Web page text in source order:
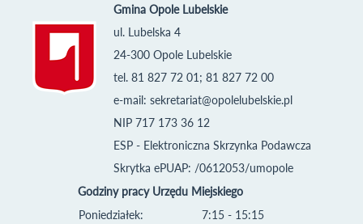
Gmina Opole Lubelskie
ul. Lubelska 4
24-300 Opole Lubelskie
tel. 81 827 72 01; 81 827 72 00
e-mail: sekretariat@opolelubelskie.pl
NIP 717 173 36 12
ESP - Elektroniczna Skrzynka Podawcza
Skrytka ePUAP: /0612053/umopole
Godziny pracy Urzędu Miejskiego
Poniedziałek:
7:15 - 15:15